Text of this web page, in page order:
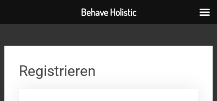
Registrieren
Behave Holistic